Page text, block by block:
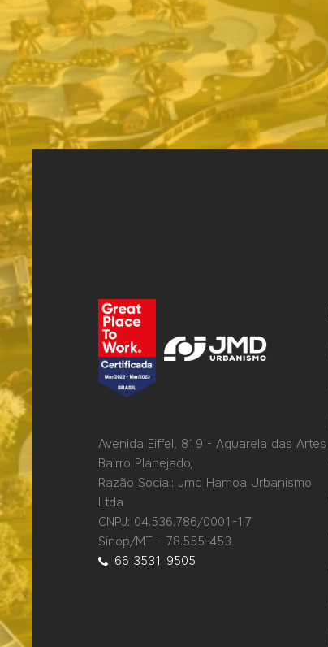
Avenida Eiffel, 819 - Aquarela das Artes
Bairro Planejado,
Razão Social: Jmd Hamoa Urbanismo
Ltda
CNPJ: 04.536.786/0001-17
Sinop/MT - 78.555-453
66 3531 9505